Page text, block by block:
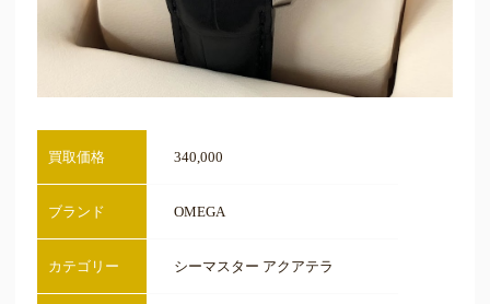
買取価格 340,000
ブランド OMEGA
カテゴリー シーマスター アクアテラ